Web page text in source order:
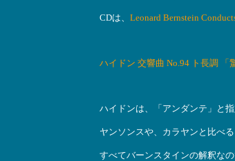
CDは、 Leonard Bernstein
ハイドン 交響曲 No.94 ト長調 「
ハイドンは、「アンダンテ」と
ヤンソンスや、カラヤンと比べ
すべてバーンスタインの解釈な